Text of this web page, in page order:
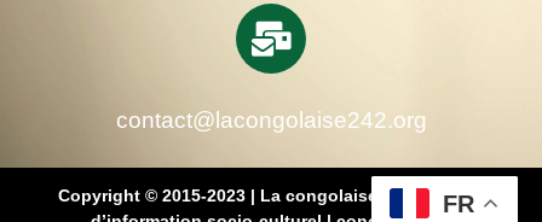
contact@lacongolaise242.org
Copyright © 2015-2023 | La congolaise 242 – média
FR